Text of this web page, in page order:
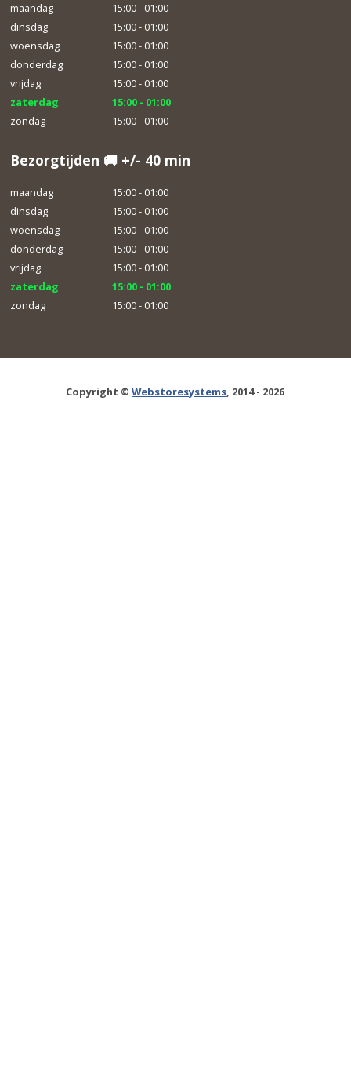
maandag
15:00 - 01:00
dinsdag
15:00 - 01:00
woensdag
15:00 - 01:00
donderdag
15:00 - 01:00
vrijdag
15:00 - 01:00
zaterdag
15:00 - 01:00
zondag
15:00 - 01:00
Bezorgtijden 🚚 +/- 40 min
maandag
15:00 - 01:00
dinsdag
15:00 - 01:00
woensdag
15:00 - 01:00
donderdag
15:00 - 01:00
vrijdag
15:00 - 01:00
zaterdag
15:00 - 01:00
zondag
15:00 - 01:00
Copyright ©Webstoresystems, 2014 - 2026